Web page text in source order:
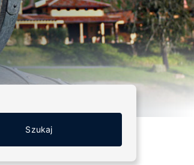
Szukaj